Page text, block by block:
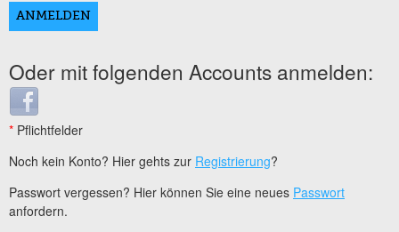
Oder mit folgenden Accounts anmelden:
Login with Facebook
* Pflichtfelder
Noch kein Konto? Hier gehts zur Registrierung?
Passwort vergessen? Hier können Sie eine neues Passwort
anfordern.